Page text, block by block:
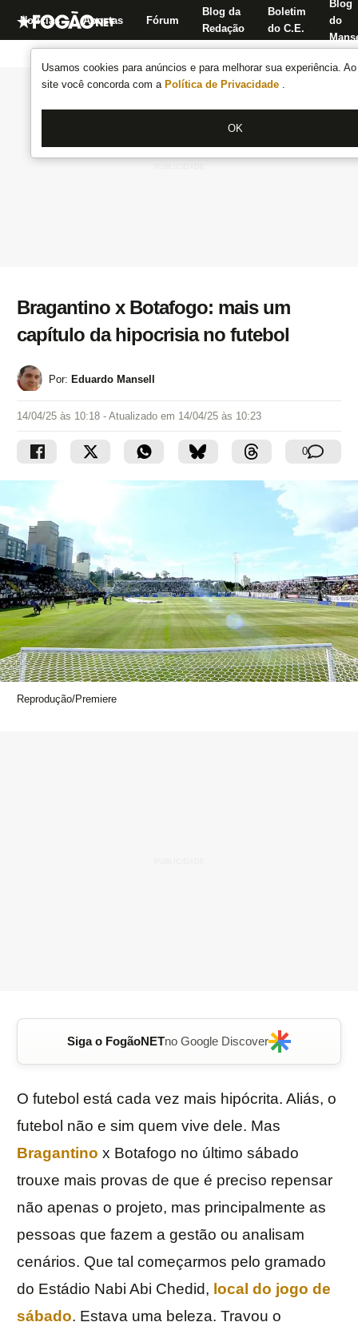
Usamos cookies para anúncios e para melhorar sua experiência.
site você concorda com a Política de Privacidade .
OK
Notícias Apostas Fórum
Blog da
Redação
Boletim
do C.E.
Blog
do
Bragantino x Botafogo: mais um
capítulo da hipocrisia no futebol
Por: Eduardo Mansell
14/04/25 às 10:18 - Atualizado em 14/04/25 às 10:23
0
Reprodução/Premiere
Siga o FogãoNETno Google Discover
O futebol está cada vez mais hipócrita. Aliás, o
futebol não e sim quem vive dele. Mas
Bragantino x Botafogo no último sábado
trouxe mais provas de que é preciso repensar
não apenas o projeto, mas principalmente as
pessoas que fazem a gestão ou analisam
cenários. Que tal começarmos pelo gramado
do Estádio Nabi Abi Chedid, local do jogo de
sábado. Estava uma beleza. Travou o